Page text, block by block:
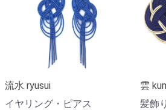
流水 ryusui
イヤリング・ピアス
雲
髪飾り